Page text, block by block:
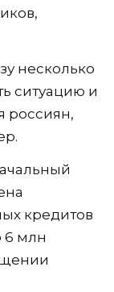
несколько
ситуацию и
россиян,
кредитов
6 млн